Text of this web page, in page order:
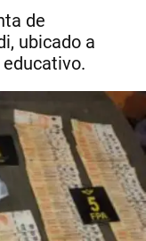
de
ubicado a